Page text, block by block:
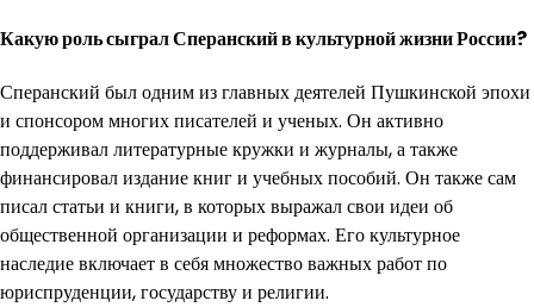
Какую роль сыграл Сперанский в культурной жизни России?
Сперанский был одним из главных деятелей Пушкинской эпохи
и спонсором многих писателей и ученых. Он активно
поддерживал литературные кружки и журналы, а также
финансировал издание книг и учебных пособий. Он также сам
писал статьи и книги, в которых выражал свои идеи об
общественной организации и реформах. Его культурное
наследие включает в себя множество важных работ по
юриспруденции, государству и религии.